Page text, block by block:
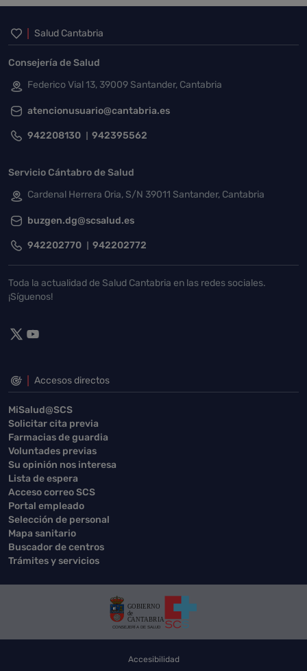
Inicio del pie de página
Salud Cantabria
Consejería de Salud
Federico Vial 13, 39009 Santander, Cantabria
atencionusuario@cantabria.es
942208130 942395562
Servicio Cántabro de Salud
Cardenal Herrera Oria, S/N 39011 Santander, Cantabria
buzgen.dg@scsalud.es
942202770 942202772
Toda la actualidad de Salud Cantabria en las redes sociales.
¡Síguenos!
Accesos directos
MiSalud@SCS
Solicitar cita previa
Farmacias de guardia
Voluntades previas
Su opinión nos interesa
Lista de espera
Acceso correo SCS
Portal empleado
Selección de personal
Mapa sanitario
Buscador de centros
Trámites y servicios
Accesibilidad